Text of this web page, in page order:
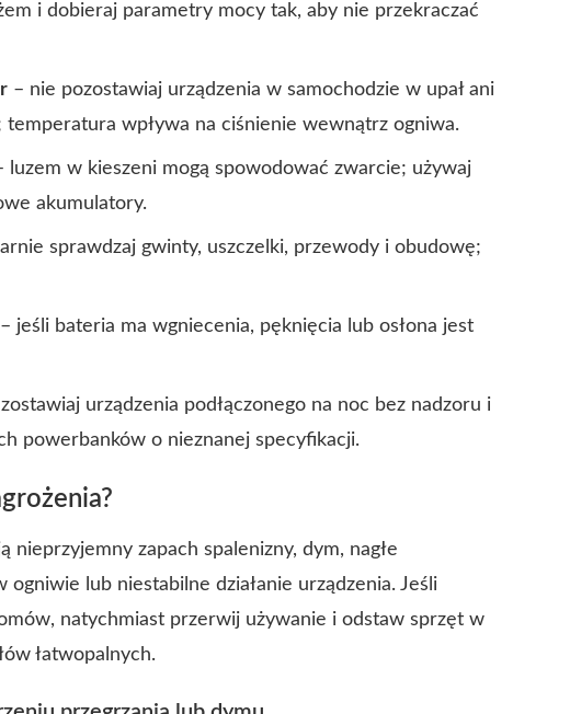
i dobieraj parametry mocy tak, aby nie przekraczać
– nie pozostawiaj urządzenia w samochodzie w upał ani
wpływa na ciśnienie wewnątrz ogniwa.
luzem w kieszeni mogą spowodować zwarcie; używaj
akumulatory.
sprawdzaj gwinty, uszczelki, przewody i obudowę;
jeśli bateria ma wgniecenia, pęknięcia lub osłona jest
urządzenia podłączonego na noc bez nadzoru i
powerbanków o nieznanej specyfikacji.
zapach spalenizny, dym, nagłe
lub niestabilne działanie urządzenia. Jeśli
natychmiast przerwij używanie i odstaw sprzęt w
łatwopalnych.